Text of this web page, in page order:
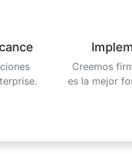
Creemos
es la mejor